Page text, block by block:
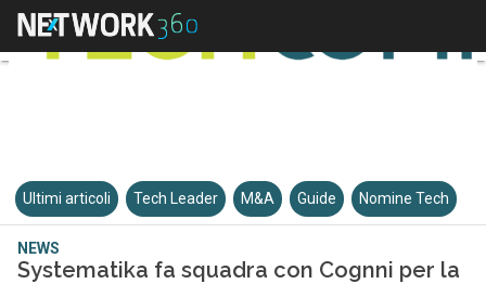
Ultimi articoli Tech Leader M&A Guide Nomine Tech
NEWS
Systematika fa squadra con Cognni per la